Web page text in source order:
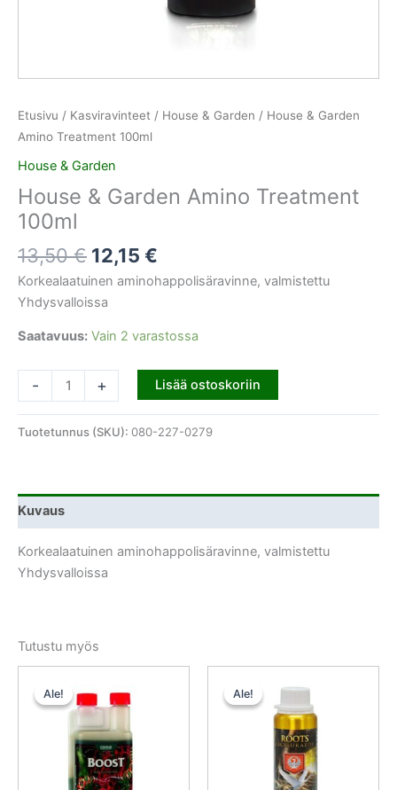
Etusivu / Kasviravinteet / House & Garden / House & Garden
Amino Treatment 100ml
House & Garden
House & Garden Amino Treatment
100ml
13,50€ 12,15 €
Korkealaatuinen aminohappolisäravinne, valmistettu
Yhdysvalloissa
Saatavuus: Vain 2 varastossa
- + Lisää ostoskoriin
Tuotetunnus (SKU): 080-227-0279
Kuvaus
Korkealaatuinen aminohappolisäravinne, valmistettu
Yhdysvalloissa
Tutustu myös
Ale!
Ale!
oli:
49,60 €.
on:
Ale!
Ale!
hinta
oli:
40,50 €.36,45 €.